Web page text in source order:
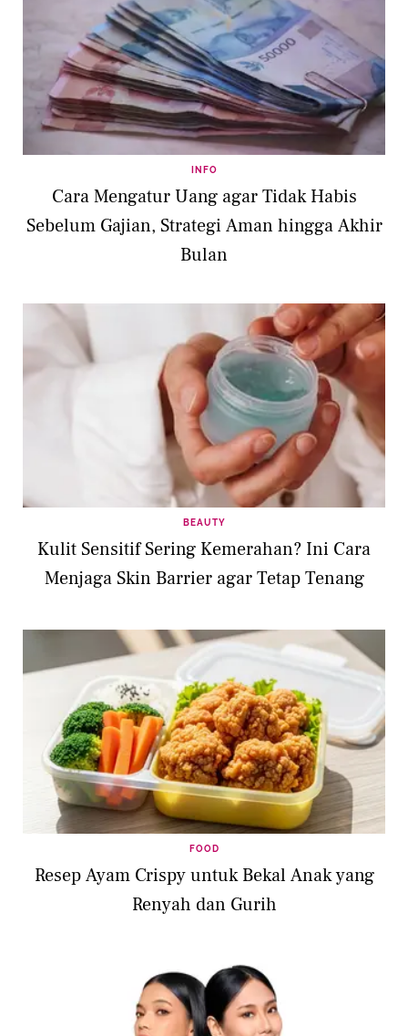
INFO
Cara Mengatur Uang agar Tidak Habis
Sebelum Gajian, Strategi Aman hingga Akhir
Bulan
BEAUTY
Kulit Sensitif Sering Kemerahan? Ini Cara
Menjaga Skin Barrier agar Tetap Tenang
FOOD
Resep Ayam Crispy untuk Bekal Anak yang
Renyah dan Gurih